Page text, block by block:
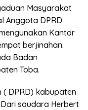
Masyarakat
Anggota DPRD
Kantor
berjinahan.
Badan
Toba.
DPRD) kabupaten
saudara Herbert